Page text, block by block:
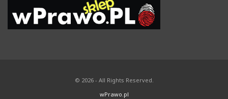
© 2026 - All Rights Reserved.
wPrawo.pl